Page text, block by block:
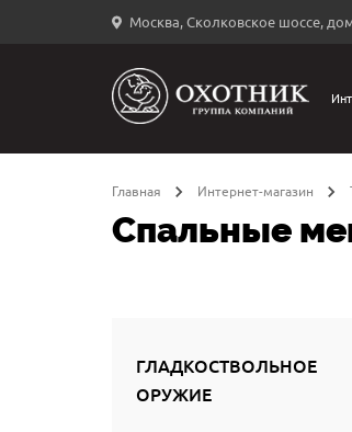
Москва, Сколковское шоссе,
←
Главная Интернет-магазин
Спальные
ГЛАДКОСТВОЛЬНОЕ
ОРУЖИЕ